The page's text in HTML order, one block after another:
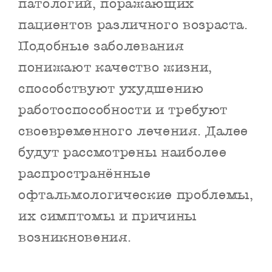
патологий, поражающих
пациентов различного возраста.
Подобные заболевания
понижают качество жизни,
способствуют ухудшению
работоспособности и требуют
своевременного лечения. Далее
будут рассмотрены наиболее
распространённые
офтальмологические проблемы,
их симптомы и причины
возникновения.